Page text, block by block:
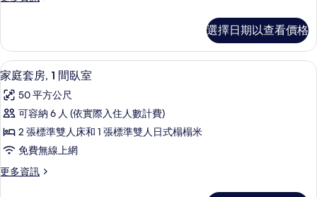
1
臥
室
的
所
有
相
片
套
房,
1
間
臥
室
詳
情
選擇日期以查看價格
顯
示
家
庭
套
1
1
家庭套房, 1 間臥室
50 平方公尺
可容納 6 人 (依實際入住人數計費)
2 張標準雙人床和 1 張標準雙人日式榻榻米
免費無線上網
更多資訊
更